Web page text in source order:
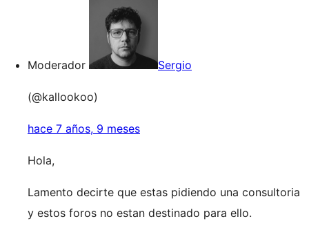
Moderador Sergio
(@kallookoo)
hace 7 años, 9 meses
Hola,
Lamento decirte que estas pidiendo una consultoria
y estos foros no estan destinado para ello.